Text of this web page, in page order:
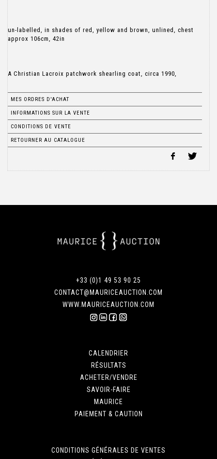
un-labelled, in shades of red, yellow and brown, unlined, chest
approx 106cm, 42in
A Christian Lacroix patchwork shearling coat, circa 1990,
MES ORDRES D'ACHAT
INFORMATIONS SUR LA VENTE
CONDITIONS DE VENTE
RETOURNER AU CATALOGUE
+33 (0)1 49 53 90 25
CONTACT@MAURICEAUCTION.COM
WWW.MAURICEAUCTION.COM
CALENDRIER
RÉSULTATS
ACHETER/VENDRE
SAVOIR-FAIRE
MAURICE
PAIEMENT & CAUTION
CONDITIONS GÉNÉRALES DE VENTES